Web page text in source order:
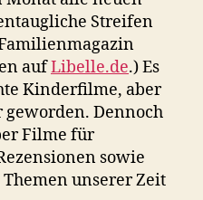
Streifen
aufLibelle.de.) Es
Kinderfilme, aber
geworden. Dennoch
Filme für
sowie
unserer Zeit